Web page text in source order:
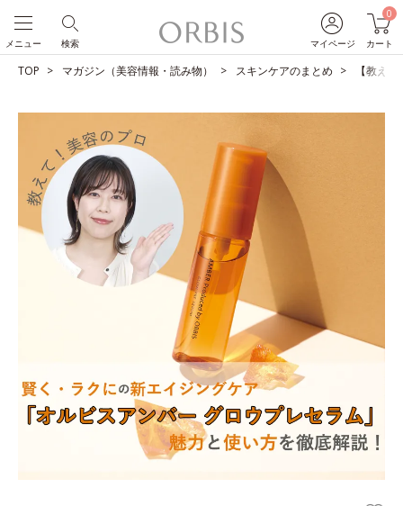
マイページ
0
カート
検索
メニュー
TOP マガジン（美容情報・読み物） スキンケアのまとめ 【教え